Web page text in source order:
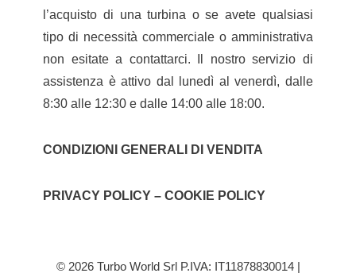
l’acquisto di una turbina o se avete qualsiasi
tipo di necessità commerciale o amministrativa
non esitate a contattarci. Il nostro servizio di
assistenza è attivo dal lunedì al venerdì, dalle
8:30 alle 12:30 e dalle 14:00 alle 18:00.
CONDIZIONI GENERALI DI VENDITA
PRIVACY POLICY – COOKIE POLICY
© 2026 Turbo World Srl P.IVA: IT11878830014 |